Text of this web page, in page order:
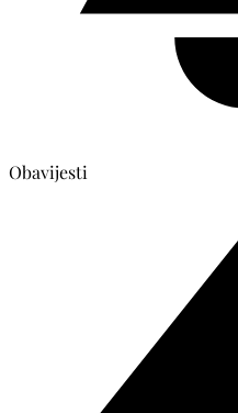
Obavijesti